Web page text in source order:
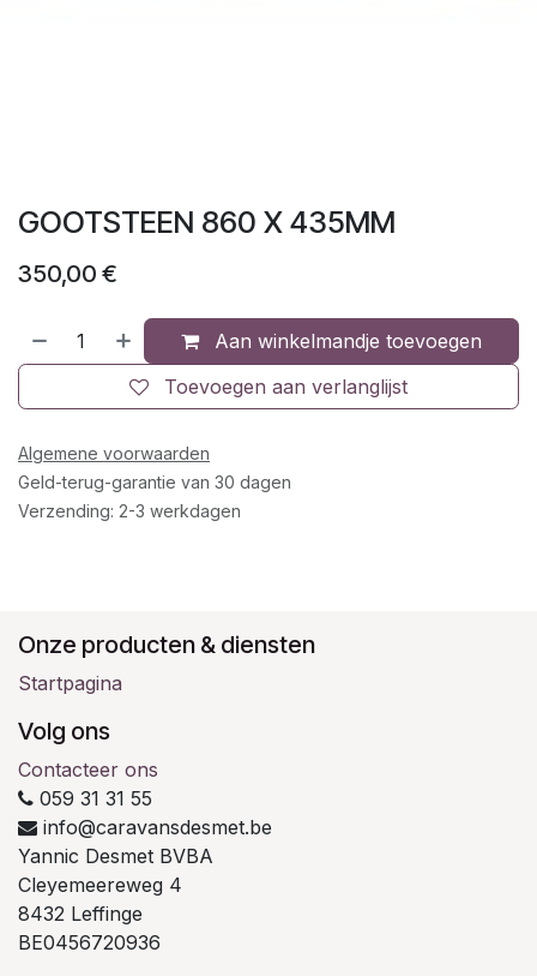
GOOTSTEEN 860 X 435MM
350,00 €
Aan winkelmandje toevoegen
Toevoegen aan verlanglijst
Algemene voorwaarden
Geld-terug-garantie van 30 dagen
Verzending: 2-3 werkdagen
Onze producten & diensten
Startpagina
Volg ons
Contacteer ons
059 31 31 55
info@caravansdesmet.be
Yannic Desmet BVBA
Cleyemeereweg 4
8432 Leffinge
BE0456720936